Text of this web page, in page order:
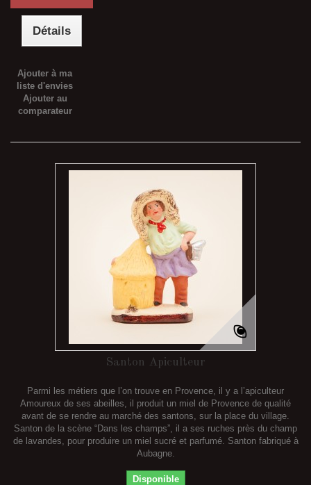
Détails
Ajouter à ma
liste d'envies
Ajouter au
comparateur
Santon Apiculteur
Parmi les métiers que l’on trouve en Provence, il y a l’apiculteur
Amoureux de ses abeilles, il produit un miel de Provence de qualité
avant de se rendre au marché des santons, sur la place du village.
Santon de la scène “Dans les champs”, il a ses ruches près du champ
de lavandes, pour produire un miel sucré et parfumé. Santon fabriqué à
Aubagne.
Disponible